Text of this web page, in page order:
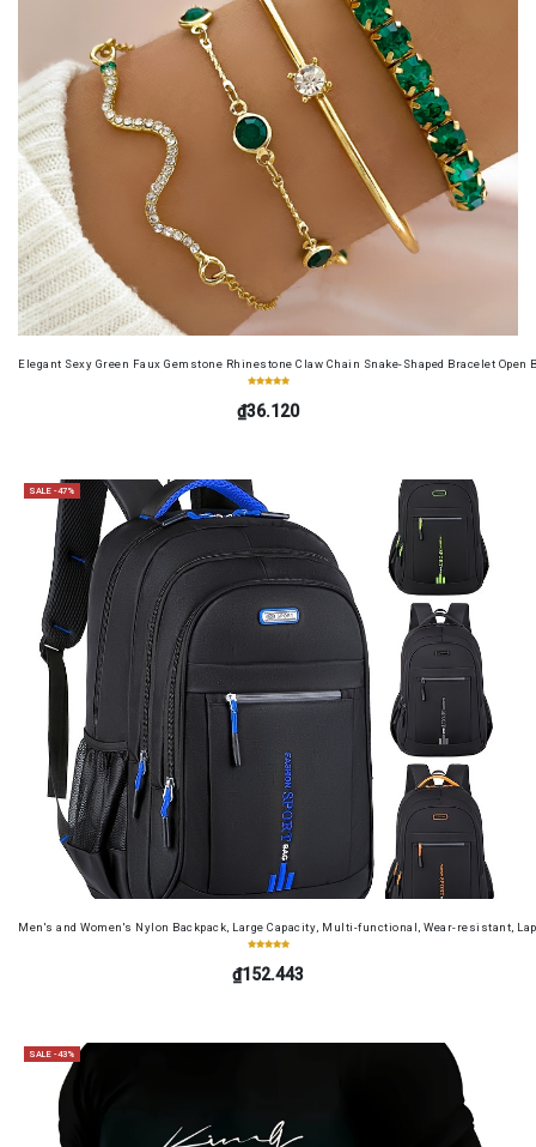
Elegant Sexy Green Faux Gemstone Rhinestone Claw Chain Snake-Shaped Bracelet Open
₫36.120
SALE -47%
Men's and Women's Nylon Backpack, Large Capacity, Multi-functional, Wear-resistant,
₫152.443
SALE -43%